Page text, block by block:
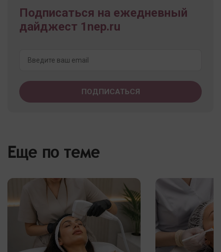
Подписаться на ежедневный
дайджест 1nep.ru
Еще по теме